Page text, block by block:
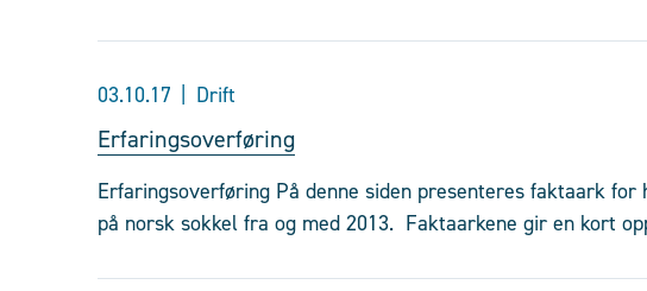
03.10.17 Drift
Erfaringsoverføring
Erfaringsoverføring På denne siden presenteres faktaark
på norsk sokkel fra og med 2013. Faktaarkene gir en kort